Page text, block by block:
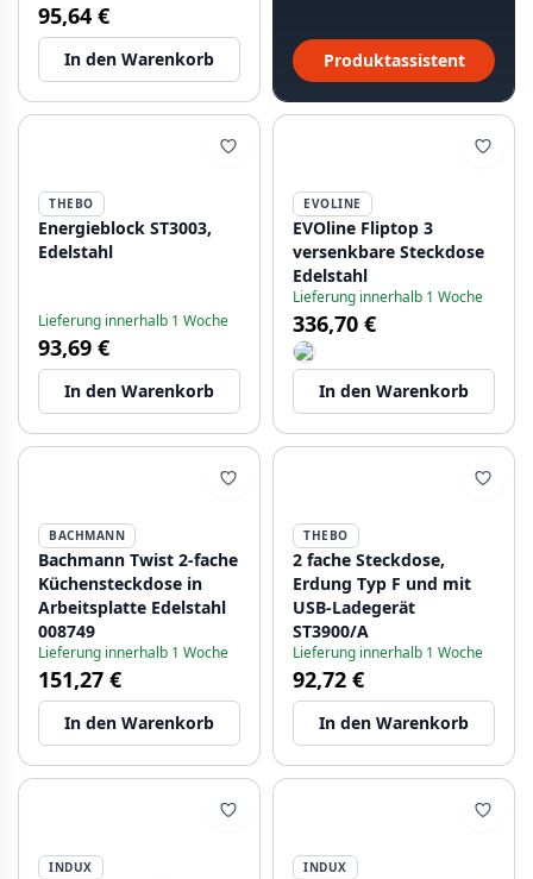
95,64 €
In den Warenkorb Produktassistent
THEBO
Energieblock ST3003,
Edelstahl
Lieferung innerhalb 1 Woche
93,69 €
In den Warenkorb
EVOLINE
EVOline Fliptop 3
versenkbare Steckdose
Edelstahl
Lieferung innerhalb 1 Woche
336,70 €
In den Warenkorb
BACHMANN
Bachmann Twist 2-fache
Küchensteckdose in
Arbeitsplatte Edelstahl
008749
Lieferung innerhalb 1 Woche
151,27 €
In den Warenkorb
THEBO
2 fache Steckdose,
Erdung Typ F und mit
USB-Ladegerät
ST3900/A
Lieferung innerhalb 1 Woche
92,72 €
In den Warenkorb
INDUX INDUX